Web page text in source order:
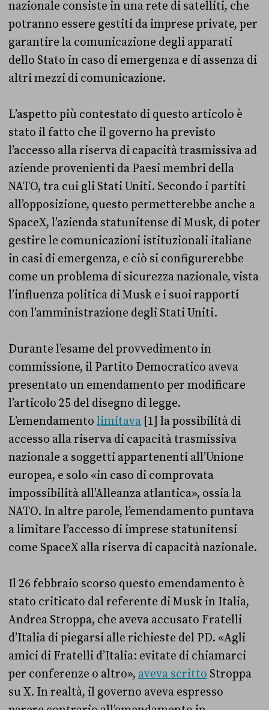
nazionale consiste in una rete di satelliti, che
potranno essere gestiti da imprese private, per
garantire la comunicazione degli apparati
dello Stato in caso di emergenza e di assenza di
altri mezzi di comunicazione.
L’aspetto più contestato di questo articolo è
stato il fatto che il governo ha previsto
l’accesso alla riserva di capacità trasmissiva ad
aziende provenienti da Paesi membri della
NATO, tra cui gli Stati Uniti. Secondo i partiti
all’opposizione, questo permetterebbe anche a
SpaceX, l’azienda statunitense di Musk, di poter
gestire le comunicazioni istituzionali italiane
in casi di emergenza, e ciò si configurerebbe
come un problema di sicurezza nazionale, vista
l’influenza politica di Musk e i suoi rapporti
con l’amministrazione degli Stati Uniti.
Durante l’esame del provvedimento in
commissione, il Partito Democratico aveva
presentato un emendamento per modificare
l’articolo 25 del disegno di legge.
L’emendamento limitava [1] la possibilità di
accesso alla riserva di capacità trasmissiva
nazionale a soggetti appartenenti all’Unione
europea, e solo «in caso di comprovata
impossibilità all’Alleanza atlantica», ossia la
NATO. In altre parole, l’emendamento puntava
a limitare l’accesso di imprese statunitensi
come SpaceX alla riserva di capacità nazionale.
Il 26 febbraio scorso questo emendamento è
stato criticato dal referente di Musk in Italia,
Andrea Stroppa, che aveva accusato Fratelli
d’Italia di piegarsi alle richieste del PD. «Agli
amici di Fratelli d’Italia: evitate di chiamarci
per conferenze o altro», aveva scritto Stroppa
su X. In realtà, il governo aveva espresso